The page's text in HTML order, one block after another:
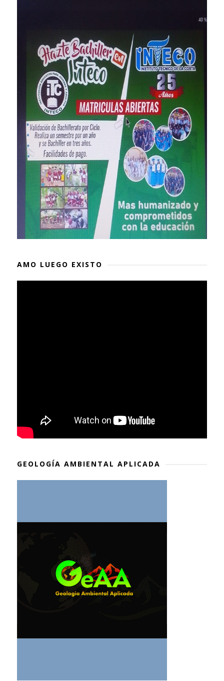
AMO LUEGO EXISTO
GEOLOGÍA AMBIENTAL APLICADA